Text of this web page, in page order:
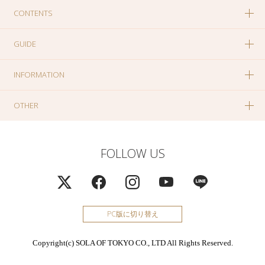
CONTENTS
GUIDE
INFORMATION
OTHER
FOLLOW US
PC版に切り替え
Copyright(c) SOLA OF TOKYO CO., LTD All Rights Reserved.